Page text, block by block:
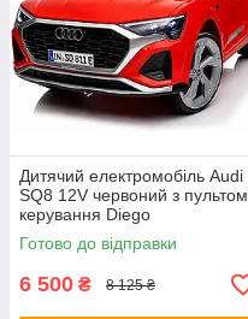
Дитячий електромобіль Audi
SQ8 12V червоний з пультом
керування Diego
Готово до відправки
6 500 ₴ 8 125 ₴